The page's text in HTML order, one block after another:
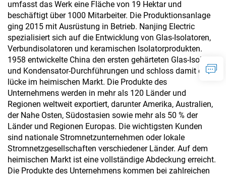
umfasst das Werk eine Fläche von 19 Hektar und
beschäftigt über 1000 Mitarbeiter. Die Produktionsanlage
ging 2015 mit Ausrüstung in Betrieb. Nanjing Electric
spezialisiert sich auf die Entwicklung von Glas-Isolatoren,
Verbundisolatoren und keramischen Isolatorprodukten.
1958 entwickelte China den ersten gehärteten Glas-Isolator
und Kondensator-Durchführungen und schloss damit eine
lücke im heimischen Markt. Die Produkte des
Unternehmens werden in mehr als 120 Länder und
Regionen weltweit exportiert, darunter Amerika, Australien,
der Nahe Osten, Südostasien sowie mehr als 50 % der
Länder und Regionen Europas. Die wichtigsten Kunden
sind nationale Stromnetzunternehmen oder lokale
Stromnetzgesellschaften verschiedener Länder. Auf dem
heimischen Markt ist eine vollständige Abdeckung erreicht.
Die Produkte des Unternehmens kommen bei zahlreichen